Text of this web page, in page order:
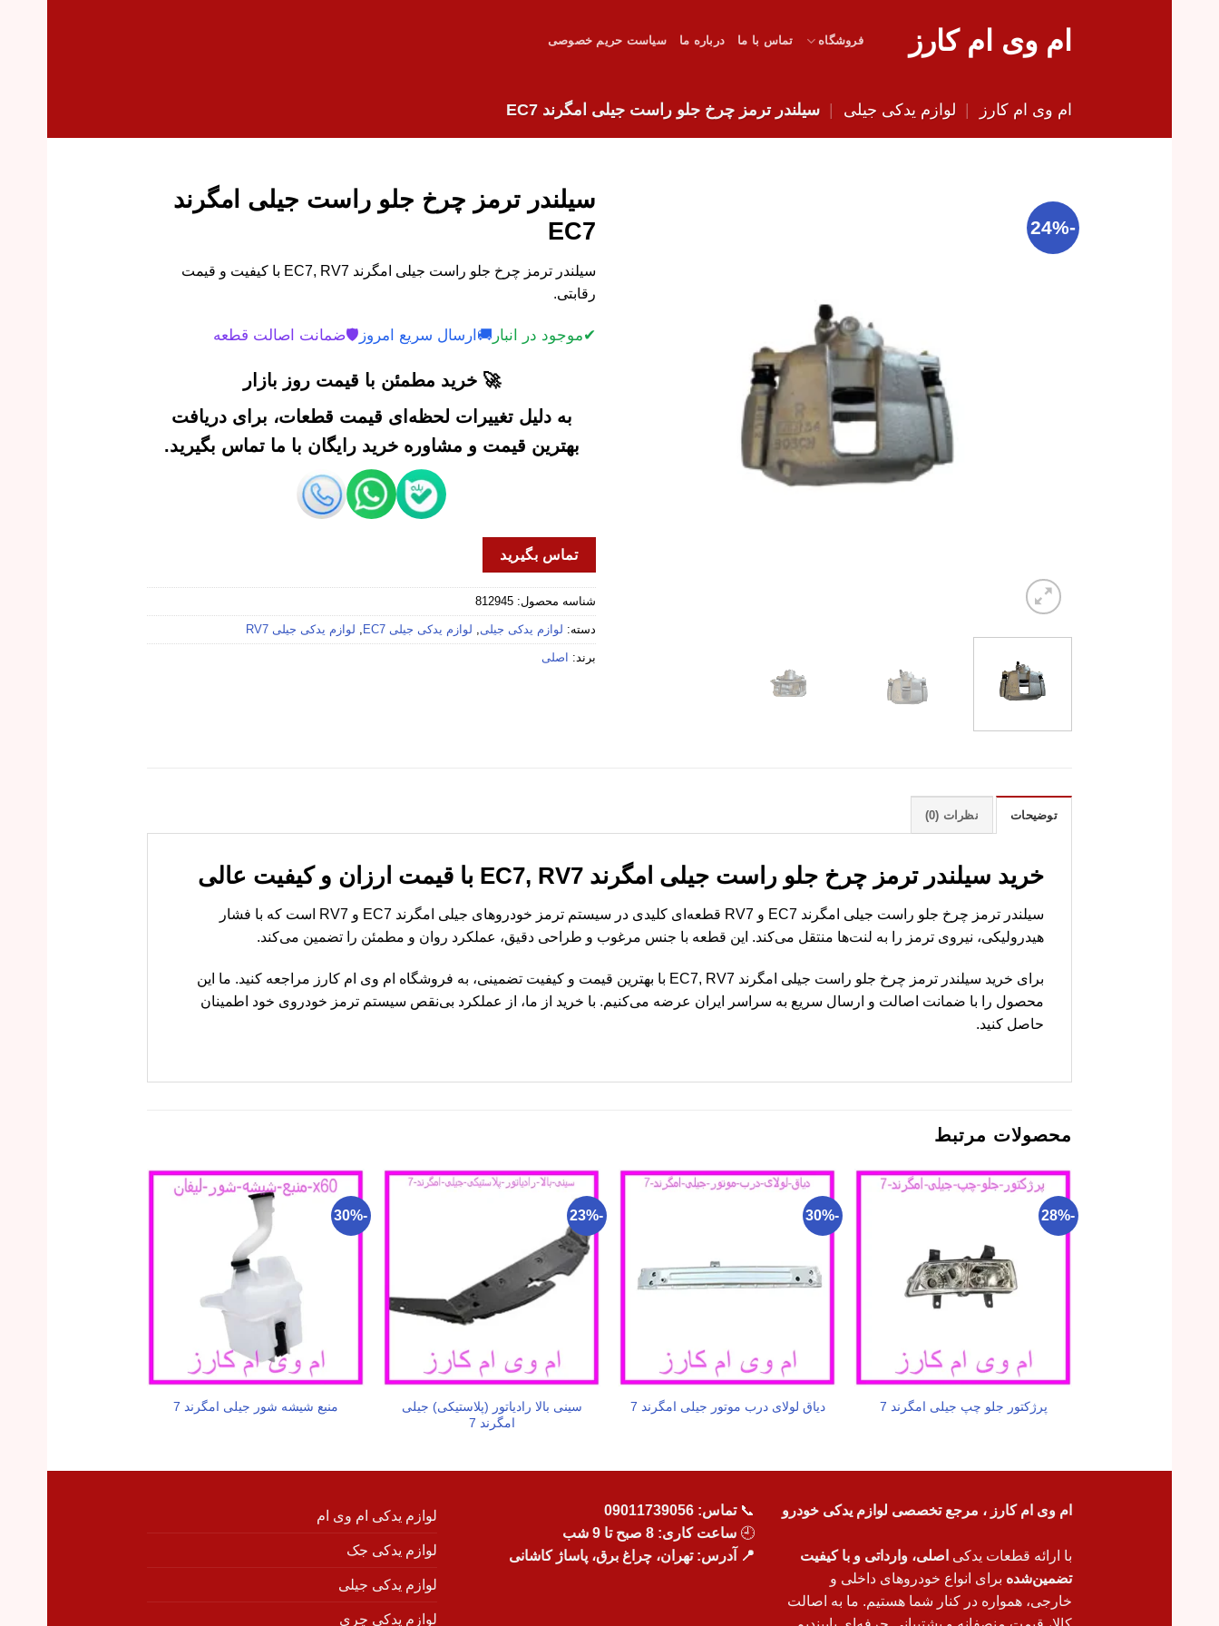
ام وی ام کارز فروشگاه تماس با ما درباره ما سیاست حریم خصوصی
ام وی ام کارز | لوازم یدکی جیلی | سیلندر ترمز چرخ جلو راست جیلی امگرند EC7
-24%
سیلندر ترمز چرخ جلو راست جیلی امگرند
EC7
سیلندر ترمز چرخ جلو راست جیلی امگرند EC7, RV7 با کیفیت و قیمت
رقابتی.
✔موجود در انبار 🚚 ارسال سریع امروز 🛡️ضمانت اصالت قطعه
🚀 خرید مطمئن با قیمت روز بازار
به دلیل تغییرات لحظه‌ای قیمت قطعات، برای دریافت
بهترین قیمت و مشاوره خرید رایگان با ما تماس بگیرید.
تماس بگیرید
شناسه محصول: 812945
دسته: لوازم یدکی جیلی لوازم یدکی جیلی EC7 لوازم یدکی جیلی RV7
برند: اصلی
توضیحات نظرات (0)
خرید سیلندر ترمز چرخ جلو راست جیلی امگرند EC7, RV7 با قیمت ارزان و کیفیت عالی
سیلندر ترمز چرخ جلو راست جیلی امگرند EC7 و RV7 قطعه‌ای کلیدی در سیستم ترمز خودروهای جیلی امگرند EC7 و RV7 است که با فشار
هیدرولیکی، نیروی ترمز را به لنت‌ها منتقل می‌کند. این قطعه با جنس مرغوب و طراحی دقیق، عملکرد روان و مطمئن را تضمین می‌کند.
برای خرید سیلندر ترمز چرخ جلو راست جیلی امگرند EC7, RV7 با بهترین قیمت و کیفیت تضمینی، به فروشگاه ام وی ام کارز مراجعه کنید. ما این
محصول را با ضمانت اصالت و ارسال سریع به سراسر ایران عرضه می‌کنیم. با خرید از ما، از عملکرد بی‌نقص سیستم ترمز خودروی خود اطمینان
حاصل کنید.
محصولات مرتبط
-28%
پرژکتور جلو چپ جیلی امگرند 7
-30%
دیاق لولای درب موتور جیلی امگرند 7
-23%
سینی بالا رادیاتور (پلاستیکی) جیلی
امگرند 7
-30%
منبع شیشه شور جیلی امگرند 7
ام وی ام کارز ، مرجع تخصصی لوازم یدکی خودرو
با ارائه قطعات یدکی اصلی، وارداتی و با کیفیت
تضمین‌شده برای انواع خودروهای داخلی و
خارجی، همواره در کنار شما هستیم. ما به اصالت
📞تماس: 09011739056
🕘 ساعت کاری: 8 صبح تا 9 شب
📍 آدرس: تهران، چراغ برق، پاساژ کاشانی
لوازم یدکی ام وی ام
لوازم یدکی جک
لوازم یدکی جیلی
لوازم یدکی چری